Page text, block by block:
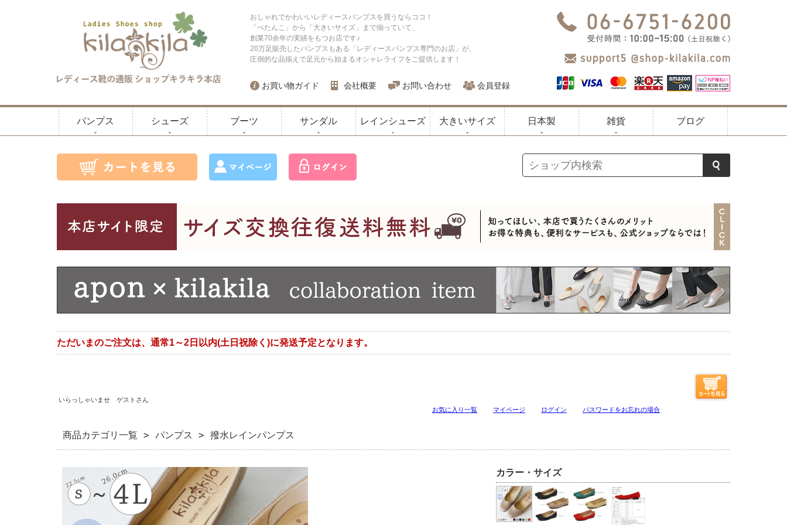
おしゃれでかわいいレディースパンプスを買うならココ！
「ぺたんこ」から「大きいサイズ」まで揃っていて、
創業70余年の実績をもつお店です♪
20万足販売したパンプスもある「レディースパンプス専門のお店」が、
圧倒的な品揃えで足元から始まるオシャレライフをご提供します！
お買い物ガイド 会社概要 お問い合わせ 会員登録
パンプス シューズ ブーツ サンダル レインシューズ 大きいサイズ 日本製 雑貨 ブログ
ただいまのご注文は、通常1～2日以内(土日祝除く)に発送予定となります。
いらっしゃいませ ゲストさん
お気に入り一覧
マイページ ログイン パスワードをお忘れの場合
商品カテゴリ一覧 > パンプス > 撥水レインパンプス
カラー・サイズ